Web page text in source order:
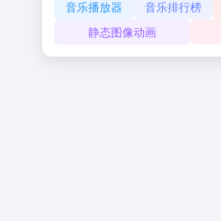
音乐播放器
音乐排行榜
静态图像动画